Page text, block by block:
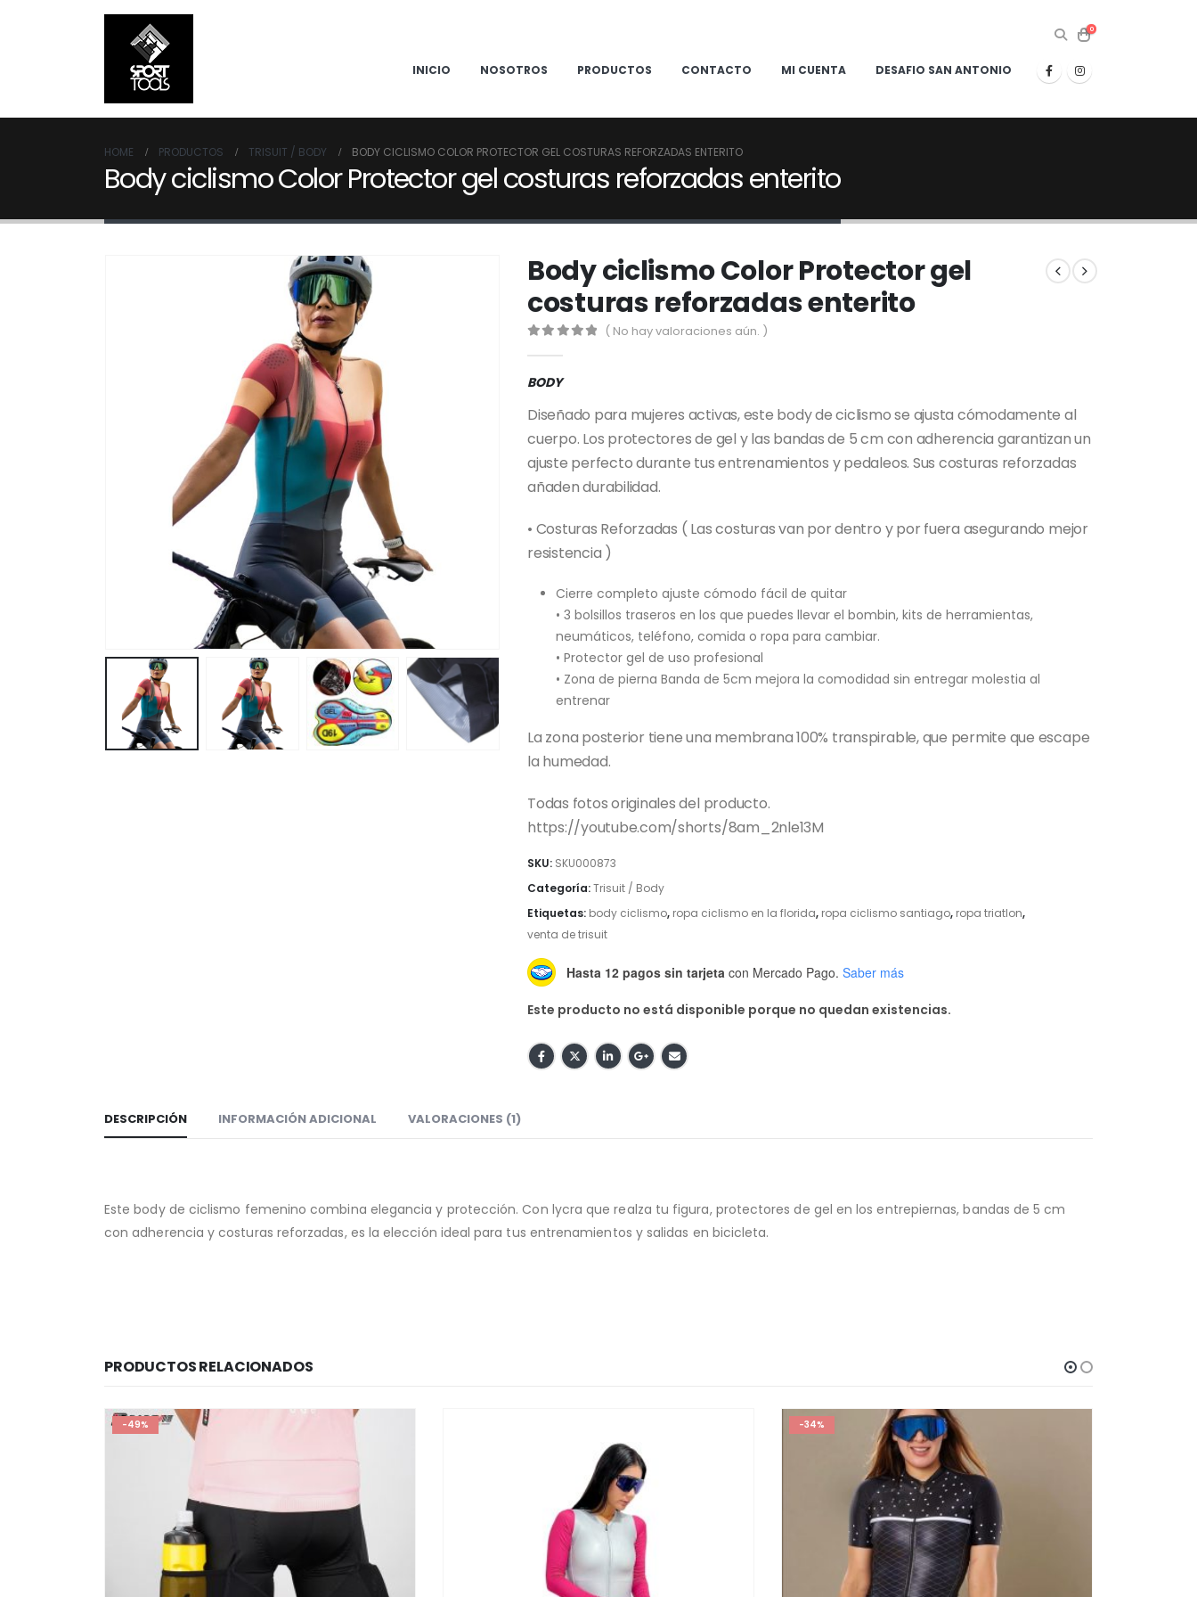
0
INICIO NOSOTROS PRODUCTOS CONTACTO MI CUENTA DESAFIO SAN ANTONIO
HOME PRODUCTOS TRISUIT / BODY BODY CICLISMO COLOR PROTECTOR GEL COSTURAS REFORZADAS ENTERITO
Body ciclismo Color Protector gel costuras reforzadas enterito
Body ciclismo Color Protector gel
costuras reforzadas enterito
( No hay valoraciones aún. )
BODY
Diseñado para mujeres activas, este body de ciclismo se ajusta cómodamente al
cuerpo. Los protectores de gel y las bandas de 5 cm con adherencia garantizan un
ajuste perfecto durante tus entrenamientos y pedaleos. Sus costuras reforzadas
añaden durabilidad.
• Costuras Reforzadas ( Las costuras van por dentro y por fuera asegurando mejor
resistencia )
Cierre completo ajuste cómodo fácil de quitar
• 3 bolsillos traseros en los que puedes llevar el bombin, kits de herramientas,
neumáticos, teléfono, comida o ropa para cambiar.
• Protector gel de uso profesional
• Zona de pierna Banda de 5cm mejora la comodidad sin entregar molestia al
entrenar
La zona posterior tiene una membrana 100% transpirable, que permite que escape
la humedad.
Todas fotos originales del producto.
https://youtube.com/shorts/8am_2nle13M
SKU: SKU000873
Categoría:Trisuit / Body
Etiquetas: body ciclismo, ropa ciclismo en la florida, ropa ciclismo santiago, ropa triatlon,
venta de trisuit
Hasta 12 pagos sin tarjeta con Mercado Pago. Saber más
Este producto no está disponible porque no quedan existencias.
DESCRIPCIÓN INFORMACIÓN ADICIONAL VALORACIONES (1)
Este body de ciclismo femenino combina elegancia y protección. Con lycra que realza tu figura, protectores de gel en los entrepiernas, bandas de 5 cm
con adherencia y costuras reforzadas, es la elección ideal para tus entrenamientos y salidas en bicicleta.
PRODUCTOS RELACIONADOS
-49% -34%